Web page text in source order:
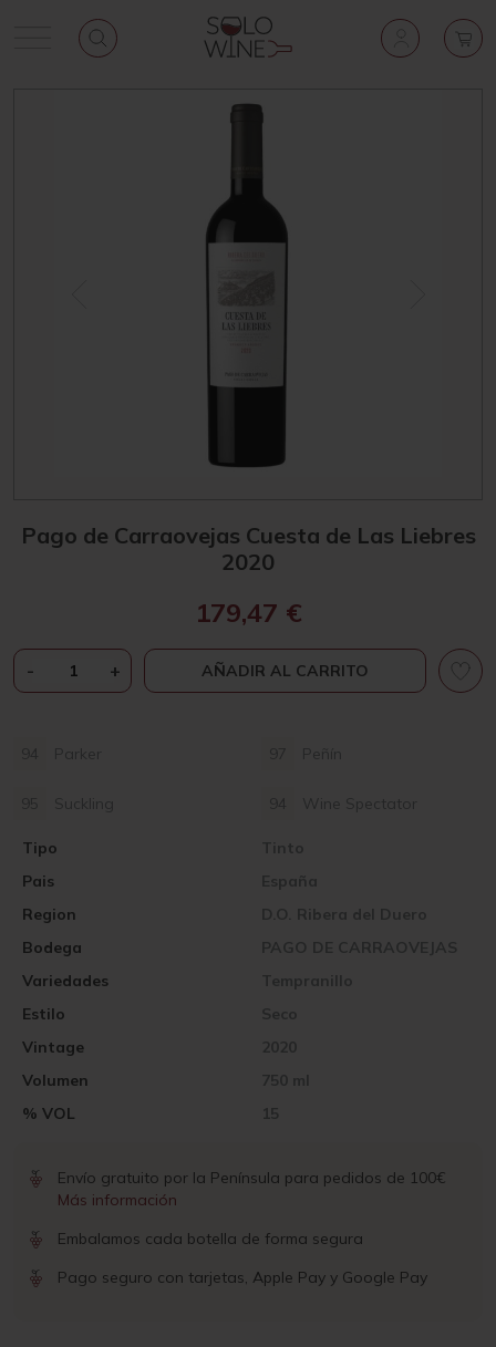
Pago de Carraovejas Cuesta de Las Liebres
2020
Parker Peñín
Suckling Wine Spectator
Pais España
Vintage 2020
Region D.O. Ribera del Duero
Volumen 750 ml
Bodega PAGO DE CARRAOVEJAS
% VOL 15
Variedades Tempranillo
Tipo Tinto
Estilo Seco
179,47 €
-PAGO
DE
LIEBRES
CANTIDAD
+ AÑADIR AL CARRITO
Envío gratuito por la Península para pedidos de 100€
Más información
Embalamos cada botella de forma segura
Pago seguro con tarjetas, Apple Pay y Google Pay